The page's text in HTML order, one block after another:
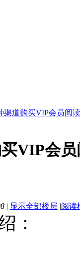
渠道购买VIP会员阅
VIP会
| 显示全部楼层 |阅读
：